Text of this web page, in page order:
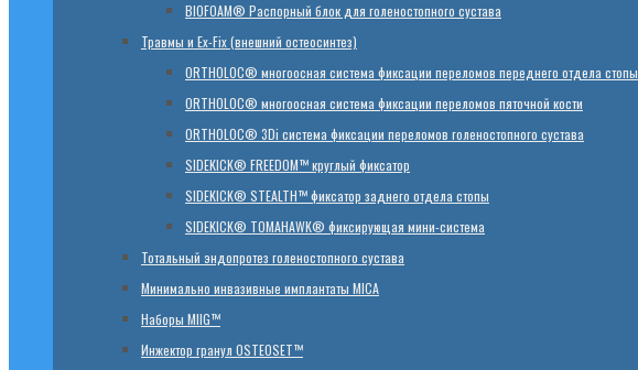
BIOFOAM® Распорный блок для голеностопного сустава
Травмы и Ex-Fix (внешний остеосинтез)
ORTHOLOC® многоосная система фиксации переломов переднего отдела стопы
ORTHOLOC® многоосная система фиксации переломов пяточной кости
ORTHOLOC® 3Di система фиксации переломов голеностопного сустава
SIDEKICK® FREEDOM™ круглый фиксатор
SIDEKICK® STEALTH™ фиксатор заднего отдела стопы
SIDEKICK® TOMAHAWK® фиксирующая мини-система
Тотальный эндопротез голеностопного сустава
Минимально инвазивные имплантаты MICA
Наборы MIIG™
Инжектор гранул OSTEOSET™